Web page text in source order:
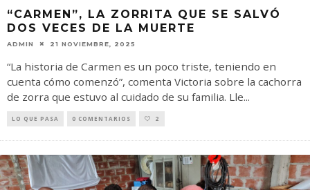
“CARMEN”, LA ZORRITA QUE SE SALVÓ
DOS VECES DE LA MUERTE
ADMIN 21 NOVIEMBRE, 2025
“La historia de Carmen es un poco triste, teniendo en
cuenta cómo comenzó”, comenta Victoria sobre la cachorra
de zorra que estuvo al cuidado de su familia. Lle...
LO QUE PASA 0 COMENTARIOS 2